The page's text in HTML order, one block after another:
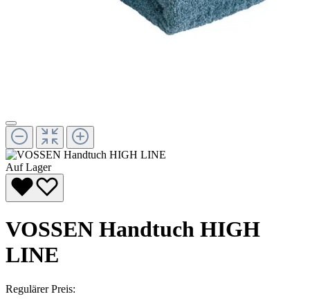
Auf Lager
VOSSEN Handtuch HIGH
LINE
Regulärer Preis: